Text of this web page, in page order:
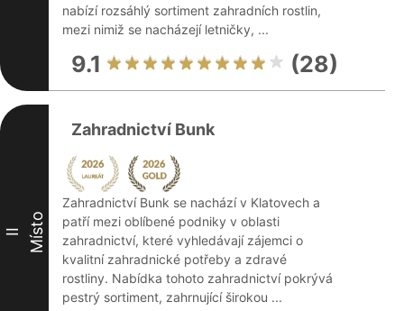
nabízí rozsáhlý sortiment zahradních rostlin,
mezi nimiž se nacházejí letničky, ...
9.1 (28)
II Místo
Zahradnictví Bunk
Zahradnictví Bunk se nachází v Klatovech a
patří mezi oblíbené podniky v oblasti
zahradnictví, které vyhledávají zájemci o
kvalitní zahradnické potřeby a zdravé
rostliny. Nabídka tohoto zahradnictví pokrývá
pestrý sortiment, zahrnující širokou ...